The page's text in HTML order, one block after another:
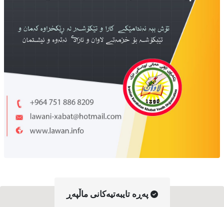
په‌ڕه‌ تایبه‌تیه‌کانی ماڵپه‌ڕ